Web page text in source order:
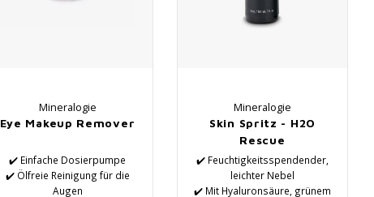
Mineralogie
Eye Makeup Remover
✔️ Einfache Dosierpumpe
✔️ Ölfreie Reinigung für die
Augen
Mineralogie
Skin Spritz - H2O
Rescue
✔️ Feuchtigkeitsspendender,
leichter Nebel
✔️ Mit Hyaluronsäure, grünem